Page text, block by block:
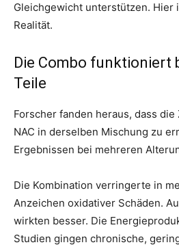
Gleichgewicht unterstützen. Hier
Realität.
Die Combo funktioniert
Teile
Forscher fanden heraus, dass
NAC in derselben Mischung zu
Ergebnissen bei mehreren
Die Kombination verringerte in
Anzeichen oxidativer Schäden.
wirkten besser. Die
Studien gingen chronische,